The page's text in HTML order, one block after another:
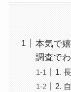
本気で
調査で
1.
2.